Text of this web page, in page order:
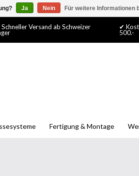
Versand ab Schweizer ✔
500.-
Fertigung & Montage
Ja Nein Für weitere Informationen